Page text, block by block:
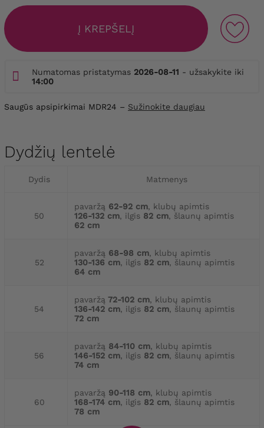
Į KREPŠELĮ
Numatomas pristatymas 2026-08-11 - užsakykite iki
14:00
Saugūs apsipirkimai MDR24 – Sužinokite daugiau
Dydžių lentelė
Dydis Matmenys
50
pavaržą 62-92 cm, klubų apimtis
126-132 cm, ilgis 82 cm, šlaunų apimtis
62 cm
52
pavaržą 68-98 cm, klubų apimtis
130-136 cm, ilgis 82 cm, šlaunų apimtis
64 cm
54
pavaržą 72-102 cm, klubų apimtis
136-142 cm, ilgis 82 cm, šlaunų apimtis
72 cm
56
pavaržą 84-110 cm, klubų apimtis
146-152 cm, ilgis 82 cm, šlaunų apimtis
74 cm
60
pavaržą 90-118 cm, klubų apimtis
168-174 cm, ilgis 82 cm, šlaunų apimtis
78 cm